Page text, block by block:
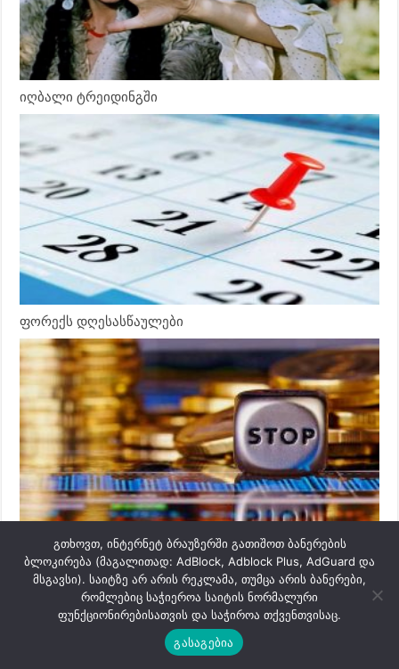
იღბალი ტრეიდინგში
ფორექს დღესასწაულები
სტოპ ლოსის დაყენების ძირითადი წესები
გთხოვთ, ინტერნეტ ბრაუზერში გათიშოთ ბანერების
ბლოკირება (მაგალითად: AdBlock, Adblock Plus, AdGuard და
მსგავსი). საიტზე არ არის რეკლამა, თუმცა არის ბანერები,
რომლებიც საჭიეროა საიტის ნორმალური
ფუნქციონირებისათვის და საჭიროა თქვენთვისაც.
გასაგებია